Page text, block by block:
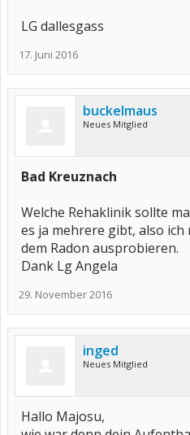
LG dallesgass
17. Juni 2016
buckelmaus
Neues Mitglied
Bad Kreuznach
Welche Rehaklinik sollte
es ja mehrere gibt, also
dem Radon ausprobieren.
Dank Lg Angela
29. November 2016
inged
Neues Mitglied
Hallo Majosu,